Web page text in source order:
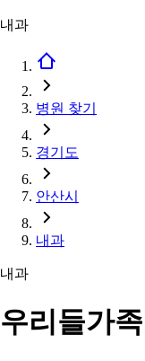
내과
병원 찾기
경기도
안산시
내과
내과
우리들가